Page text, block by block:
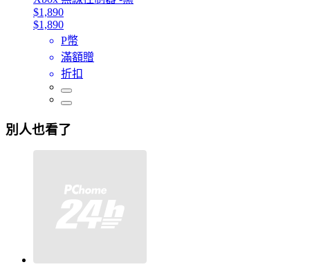
$1,890
$1,890
P幣
滿額贈
折扣
別人也看了